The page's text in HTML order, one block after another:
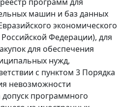
программ для
машин и баз данных
экономического
Федерации), для
для обеспечения
нужд,
с пунктом 3 Порядка
невозможности
программного